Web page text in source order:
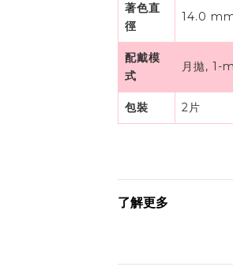
著色直
徑
14.0
配戴模
式
月拋, 1-
包裝 2片
了解更多